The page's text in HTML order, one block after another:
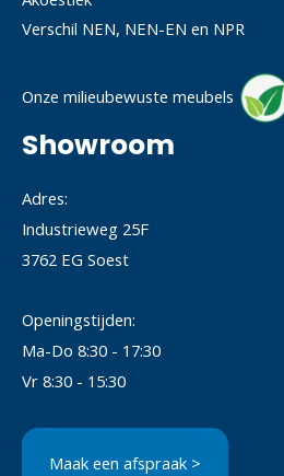
Verschil NEN, NEN-EN en NPR
Onze milieubewuste meubels
Showroom
Adres:
Industrieweg 25F
3762 EG Soest
Openingstijden:
Ma-Do 8:30 - 17:30
Vr 8:30 - 15:30
Maak een afspraak >